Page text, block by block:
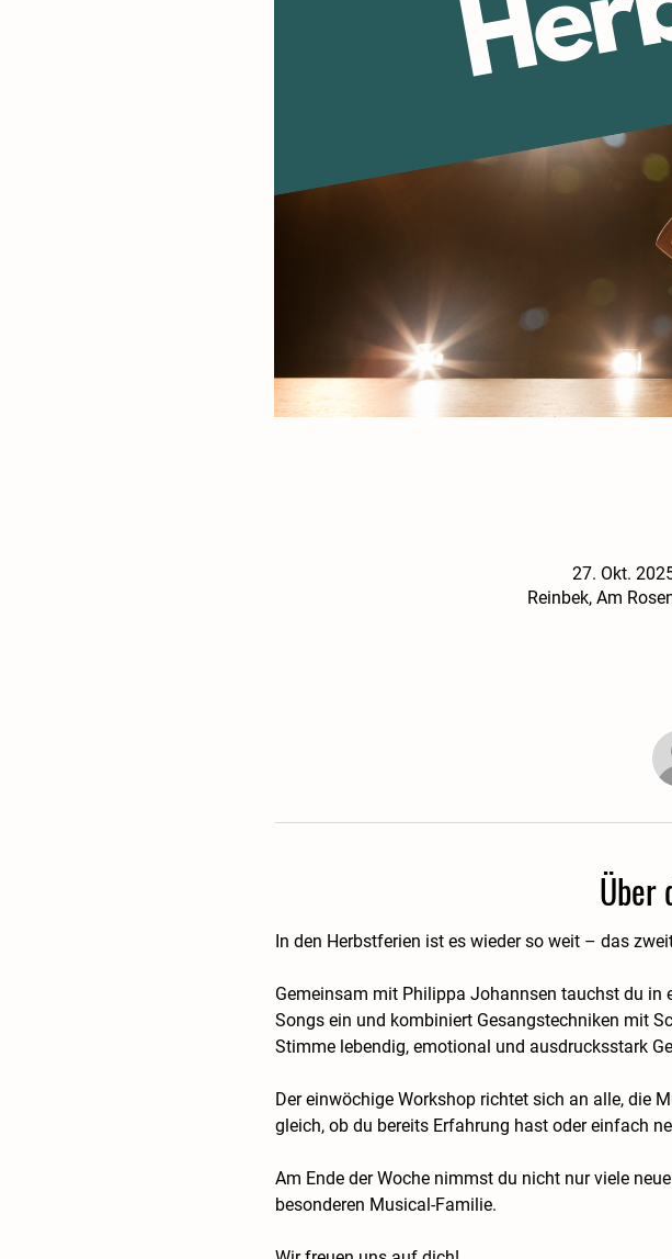
27. Okt.
Reinbek, Am
Über
In den Herbstferien ist es wieder so weit – das
Gemeinsam mit Philippa Johannsen tauchst du in
Songs ein und kombiniert Gesangstechniken mit
Stimme lebendig, emotional und ausdrucksstark
Der einwöchige Workshop richtet sich an alle, die
gleich, ob du bereits Erfahrung hast oder einfach
Am Ende der Woche nimmst du nicht nur viele
besonderen Musical-Familie.